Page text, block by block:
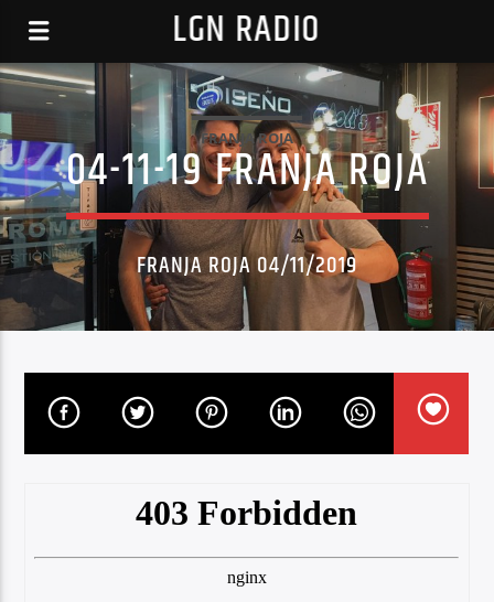
LGN RADIO
FRANJA ROJA
04-11-19 FRANJA ROJA
FRANJA ROJA 04/11/2019